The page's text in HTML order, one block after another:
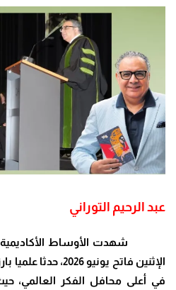
عبد الرحيم التوراني
شهدت الأوساط الأكاديمية
الإثنين فاتح يونيو
في أعلى محافل الفكر العالمي،